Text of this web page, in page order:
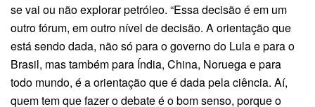
se vai ou não explorar petróleo. “Essa decisão é em um
outro fórum, em outro nível de decisão. A orientação que
está sendo dada, não só para o governo do Lula e para o
Brasil, mas também para Índia, China, Noruega e para
todo mundo, é a orientação que é dada pela ciência. Aí,
quem tem que fazer o debate é o bom senso, porque o